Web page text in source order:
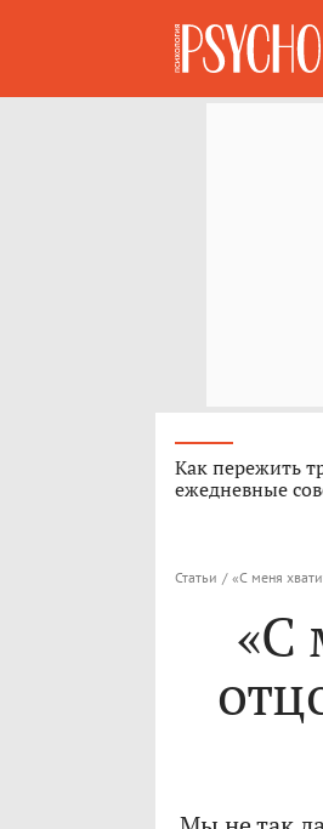
Как пережить
ежедневные
Статьи / «С меня
«С